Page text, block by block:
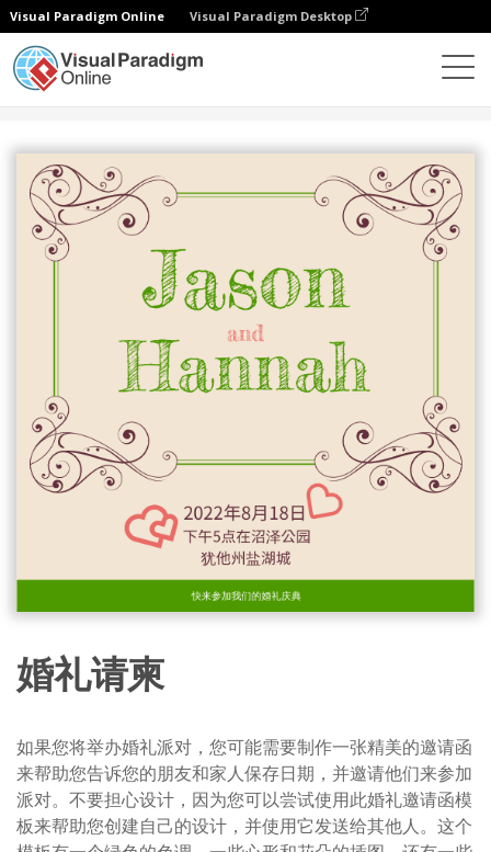
Visual Paradigm Online Visual Paradigm Desktop
婚礼请柬
如果您将举办婚礼派对，您可能需要制作一张精美的邀请函
来帮助您告诉您的朋友和家人保存日期，并邀请他们来参加
派对。不要担心设计，因为您可以尝试使用此婚礼邀请函模
板来帮助您创建自己的设计，并使用它发送给其他人。这个